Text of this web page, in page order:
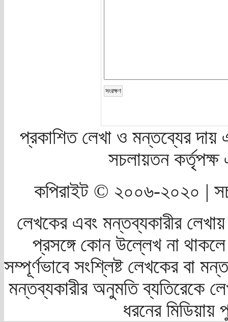
প্রকাশিত লেখা ও মন্তব্যের দায়
সচলায়তন
কপিরাইট © ২০০৬-২০২০ |
লেখকের এবং মন্তব্যকারীর
প্রসঙ্গে কোন উল্লেখ না
সম্পূর্ণভাবে সংশ্লিষ্ট লেখকের বা
মন্তব্যকারীর অনুমতি ব্যতিরেকে
ধরনের মিডিয়ায়